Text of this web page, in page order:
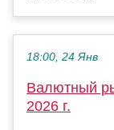
18:00, 24 Янв
Валютный
2026 г.